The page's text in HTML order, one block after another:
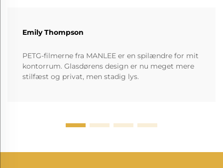
Emily Thompson
PETG-filmerne fra MANLEE er en spilændre for mit
kontorrum. Glasdørens design er nu meget mere
stilfæst og privat, men stadig lys.